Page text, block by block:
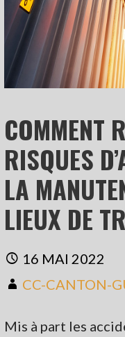
COMMENT
RISQUES
LA
LIEUX DE
16 MAI 2022
CC-CANTON-
Mis à part les